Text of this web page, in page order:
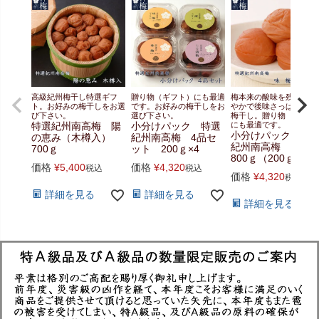
高級紀州梅干し特選ギフ
ト。お好みの梅干しをお選
び下さい。
特選紀州南高梅 陽
の恵み（木樽入）
700ｇ
価格 ¥5,400税込
詳細を見る
贈り物（ギフト）にも最適
です。お好みの梅干しをお
選び下さい。
小分けパック 特選
紀州南高梅 4品セ
ット 200ｇ×4
価格 ¥4,320税込
詳細を見る
梅本来の酸味を残し、ま
やかで後味さっぱりとし
梅干し。贈り物（ギフト
にも最適です。
小分けパック 特
紀州南高梅 味
800ｇ（200ｇ×4）
価格 ¥4,320税込
詳細を見る